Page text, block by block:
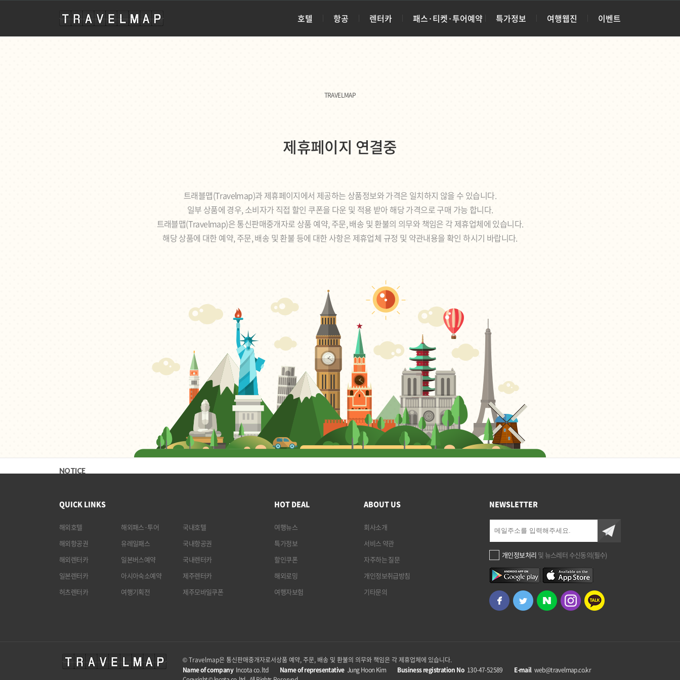
travelmap 호텔 항공 렌터카 패스·티켓·투어예약 특가정보 여행웹진 이벤트
TRAVELMAP
제휴페이지 연결중
트래블맵(Travelmap)과 제휴페이지에서 제공하는 상품정보와 가격은 일치하지 않을 수 있습니다.
일부 상품에 경우, 소비자가 직접 할인 쿠폰을 다운 및 적용 받아 해당 가격으로 구매 가능 합니다.
트래블맵(Travelmap)은 통신판매중개자로 상품 예약, 주문, 배송 및 환불의 의무와 책임은 각 제휴업체에 있습니다.
해당 상품에 대한 예약, 주문, 배송 및 환불 등에 대한 사항은 제휴업체 규정 및 약관내용을 확인 하시기 바랍니다.
NOTICE
QUICK LINKS
해외호텔 해외패스·투어
국내호텔
해외항공권
유레일패스
국내항공권
해외렌터카
일본버스예약
국내렌터카
일본렌터카
아시아숙소예약
제주렌터카
허츠렌터카
여행기획전 제주모바일쿠폰
HOT DEAL
여행뉴스
특가정보
할인쿠폰
해외로밍
여행자보험
ABOUT US
회사소개
서비스 약관
자주하는 질문
개인정보취급방침
기타문의
NEWSLETTER
개인정보처리 및 뉴스레터 수신동의(필수)
© Travelmap은 통신판매중개자로서상품 예약, 주문, 배송 및 환불의 의무와 책임은 각 제휴업체에 있습니다.
Name of company Incota co. ltd Name of representative Jung Hoon Kim Business registration No 130-47-52589 E-mail web@travelmap.co.kr